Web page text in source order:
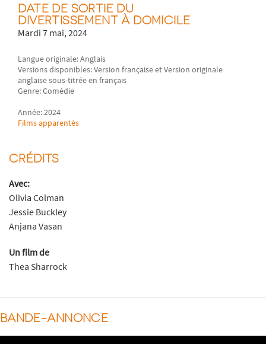
DATE DE SORTIE DU
DIVERTISSEMENT À DOMICILE
Mardi 7 mai, 2024
Langue originale: Anglais
Versions disponibles: Version française et Version originale
anglaise sous-titrée en français
Genre: Comédie
Année: 2024
Films apparentés
CRÉDITS
Avec:
Olivia Colman
Jessie Buckley
Anjana Vasan
Un film de
Thea Sharrock
BANDE-ANNONCE